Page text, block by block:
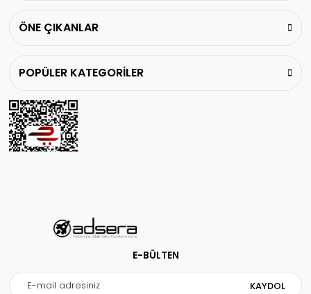
ÖNE ÇIKANLAR
POPÜLER KATEGORİLER
E-BÜLTEN
KAYDOL